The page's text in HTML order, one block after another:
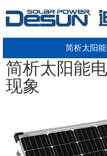
简析太阳
简析太阳能
现象